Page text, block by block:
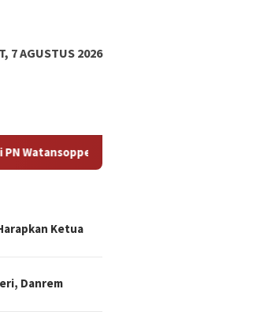
7 AGUSTUS 2026
Dari Bandung untuk Negeri, Danrem
Ketua
Danrem